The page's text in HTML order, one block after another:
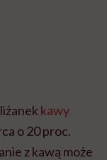
kawy
o 20 proc.
z kawą może